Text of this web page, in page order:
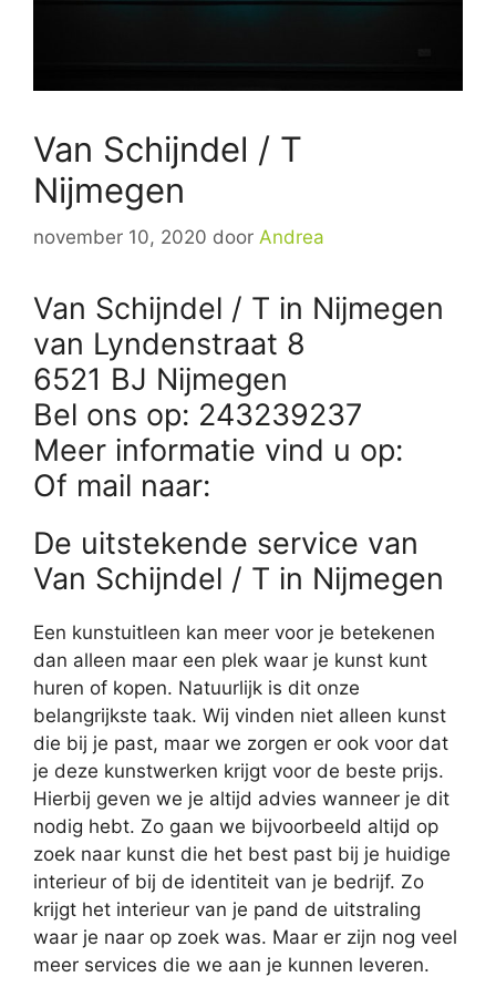
Van Schijndel / T
Nijmegen
november 10, 2020 door Andrea
Van Schijndel / T in Nijmegen
van Lyndenstraat 8
6521 BJ Nijmegen
Bel ons op: 243239237
Meer informatie vind u op:
Of mail naar:
De uitstekende service van
Van Schijndel / T in Nijmegen
Een kunstuitleen kan meer voor je betekenen
dan alleen maar een plek waar je kunst kunt
huren of kopen. Natuurlijk is dit onze
belangrijkste taak. Wij vinden niet alleen kunst
die bij je past, maar we zorgen er ook voor dat
je deze kunstwerken krijgt voor de beste prijs.
Hierbij geven we je altijd advies wanneer je dit
nodig hebt. Zo gaan we bijvoorbeeld altijd op
zoek naar kunst die het best past bij je huidige
interieur of bij de identiteit van je bedrijf. Zo
krijgt het interieur van je pand de uitstraling
waar je naar op zoek was. Maar er zijn nog veel
meer services die we aan je kunnen leveren.